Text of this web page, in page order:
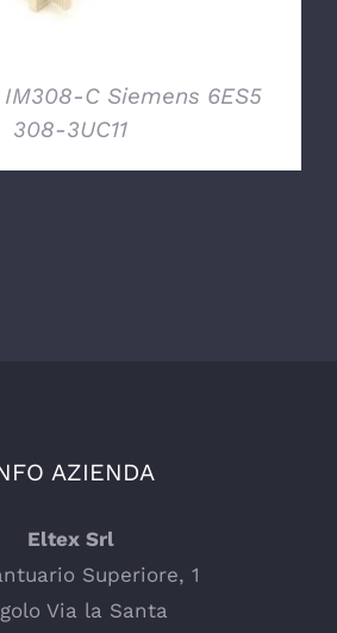
C Siemens 6ES5
308-3UC11
AZIENDA
Eltex Srl
Superiore, 1
Via la Santa